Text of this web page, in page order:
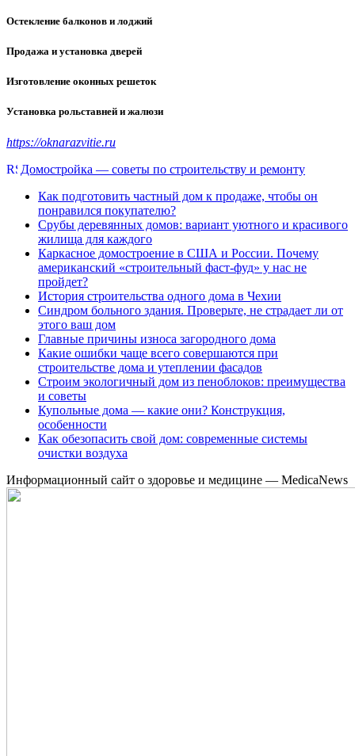
Остекление балконов и лоджий
Продажа и установка дверей
Изготовление оконных решеток
Установка рольставней и жалюзи
https://oknarazvitie.ru
Домостройка — советы по строительству и ремонту
Как подготовить частный дом к продаже, чтобы он
понравился покупателю?
Срубы деревянных домов: вариант уютного и красивого
жилища для каждого
Каркасное домостроение в США и России. Почему
американский «строительный фаст-фуд» у нас не
пройдет?
История строительства одного дома в Чехии
Синдром больного здания. Проверьте, не страдает ли от
этого ваш дом
Главные причины износа загородного дома
Какие ошибки чаще всего совершаются при
строительстве дома и утеплении фасадов
Строим экологичный дом из пеноблоков: преимущества
и советы
Купольные дома — какие они? Конструкция,
особенности
Как обезопасить свой дом: современные системы
очистки воздуха
Информационный сайт о здоровье и медицине — MedicaNews